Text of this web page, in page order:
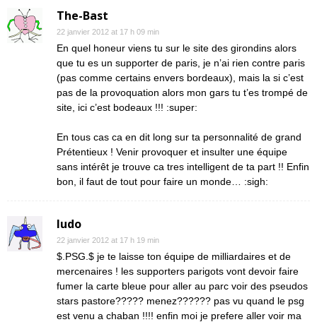
The-Bast
22 janvier 2012 at 17 h 09 min
En quel honeur viens tu sur le site des girondins alors
que tu es un supporter de paris, je n’ai rien contre paris
(pas comme certains envers bordeaux), mais la si c’est
pas de la provoquation alors mon gars tu t’es trompé de
site, ici c’est bodeaux !!! :super:
En tous cas ca en dit long sur ta personnalité de grand
Prétentieux ! Venir provoquer et insulter une équipe
sans intérêt je trouve ca tres intelligent de ta part !! Enfin
bon, il faut de tout pour faire un monde… :sigh:
ludo
22 janvier 2012 at 17 h 19 min
$.PSG.$ je te laisse ton équipe de milliardaires et de
mercenaires ! les supporters parigots vont devoir faire
fumer la carte bleue pour aller au parc voir des pseudos
stars pastore????? menez?????? pas vu quand le psg
est venu a chaban !!!! enfin moi je prefere aller voir ma